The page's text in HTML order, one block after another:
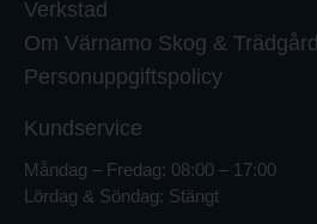
Verkstad
Om Värnamo Skog & Trädgård
Personuppgiftspolicy
Kundservice
Måndag – Fredag: 08:00 – 17:00
Lördag & Söndag: Stängt